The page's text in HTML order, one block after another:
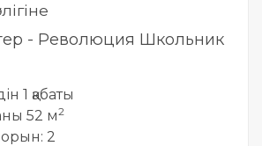
- Революция Школьник
1 қабаты
52 м2
орын: 2